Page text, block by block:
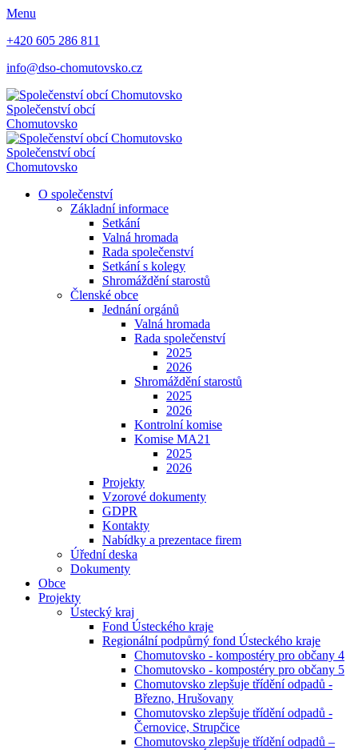
Menu
+420 605 286 811
info@dso-chomutovsko.cz
Společenství obcí
Chomutovsko
Společenství obcí
Chomutovsko
O společenství
Základní informace
Setkání
Valná hromada
Rada společenství
Setkání s kolegy
Shromáždění starostů
Členské obce
Jednání orgánů
Valná hromada
Rada společenství
2025
2026
Shromáždění starostů
2025
2026
Kontrolní komise
Komise MA21
2025
2026
Projekty
Vzorové dokumenty
GDPR
Kontakty
Nabídky a prezentace firem
Úřední deska
Dokumenty
Obce
Projekty
Ústecký kraj
Fond Ústeckého kraje
Regionální podpůrný fond Ústeckého kraje
Chomutovsko - kompostéry pro občany 4
Chomutovsko - kompostéry pro občany 5
Chomutovsko zlepšuje třídění odpadů -
Březno, Hrušovany
Chomutovsko zlepšuje třídění odpadů -
Černovice, Strupčice
Chomutovsko zlepšuje třídění odpadů –